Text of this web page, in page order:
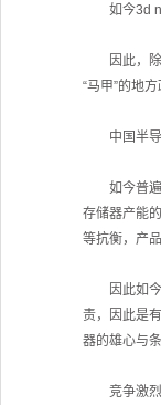
如今3d
因此，除
“马甲”的地
中国半导
如今普遍
存储器产能
等抗衡，产
因此如今
责，因此是
器的雄心与
竞争激烈